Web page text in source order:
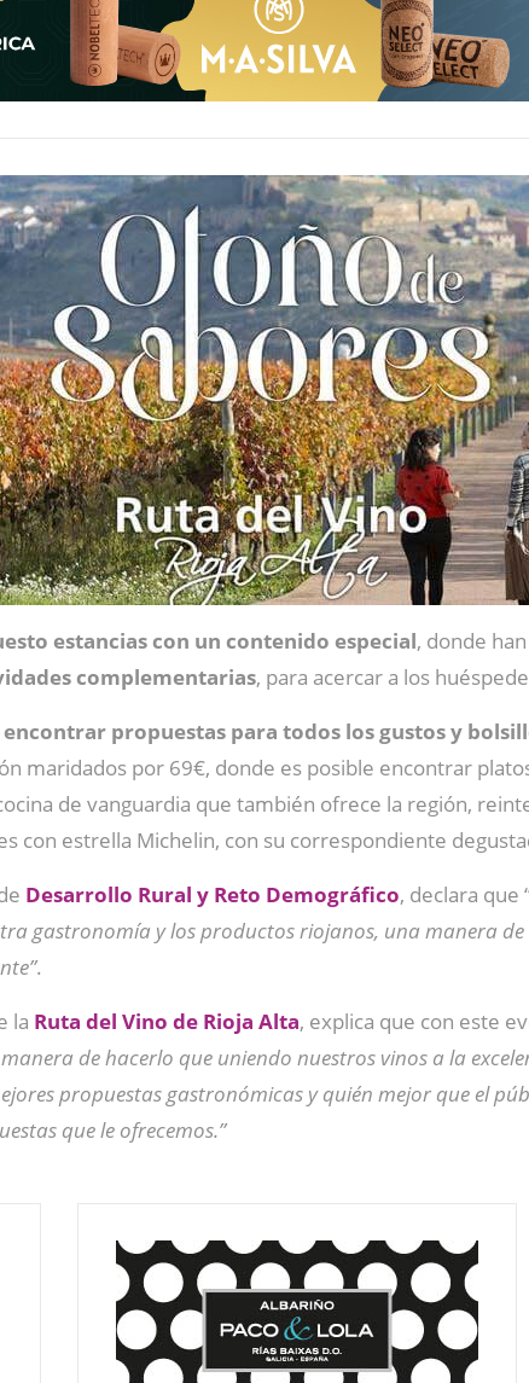
estancias con un contenido especial, donde
complementarias, para acercar a los
propuestas para todos los gustos y
maridados por 69€, donde es posible encontrar
de vanguardia que también ofrece la región,
con estrella Michelin, con su correspondiente
Desarrollo Rural y Reto Demográfico, declara que
gastronomía y los productos riojanos, una manera
.
la Ruta del Vino de Rioja Alta, explica que con este
de hacerlo que uniendo nuestros vinos a la
propuestas gastronómicas y quién mejor que el
que le ofrecemos.”